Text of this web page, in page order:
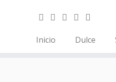
Inicio Dulce